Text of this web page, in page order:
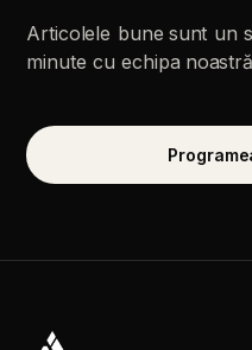
Articolele bune sunt un
minute cu echipa noastră